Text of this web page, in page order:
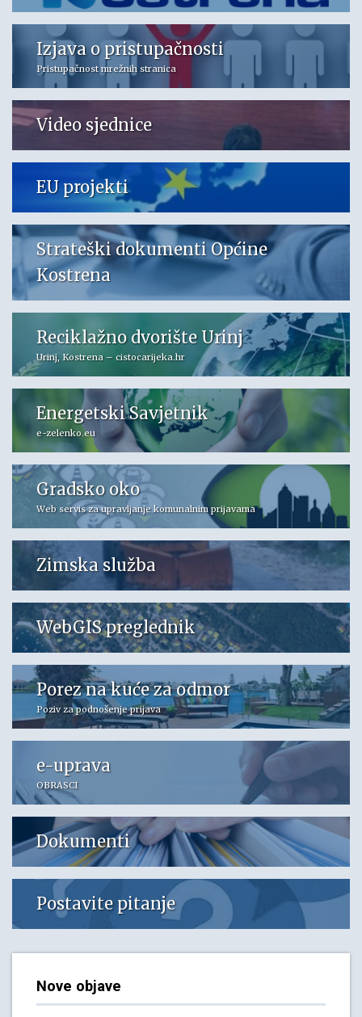
Izjava o pristupačnosti
Pristupačnost mrežnih stranica
Video sjednice
EU projekti
Strateški dokumenti Općine
Kostrena
Reciklažno dvorište Urinj
Urinj, Kostrena – cistocarijeka.hr
Energetski Savjetnik
e-zelenko.eu
Gradsko oko
Web servis za upravljanje komunalnim prijavama
Zimska služba
WebGIS preglednik
Porez na kuće za odmor
Poziv za podnošenje prijava
e-uprava
OBRASCI
Dokumenti
Postavite pitanje
Nove objave